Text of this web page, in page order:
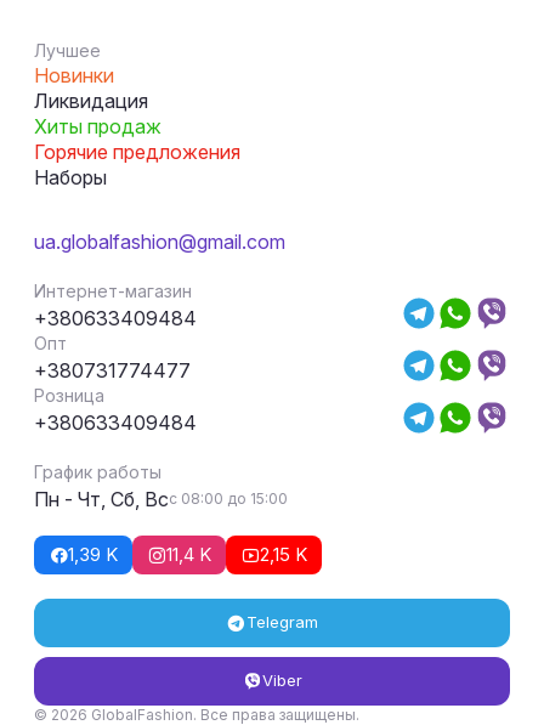
Лучшее
Новинки
Ликвидация
Хиты продаж
Горячие предложения
Наборы
ua.globalfashion@gmail.com
Интернет-магазин
+380633409484
Опт
+380731774477
Розница
+380633409484
График работы
Пн - Чт, Сб, Всс 08:00 до 15:00
1,39 K 11,4 K 2,15 K
Telegram
Viber
© 2026 GlobalFashion. Все права защищены.